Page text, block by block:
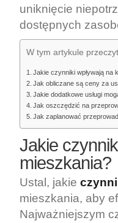
uniknięcie
dostępnych
W tym artykule
Jakie czynniki wpływają na
Jak obliczane są ceny za
Jakie dodatkowe usługi
Jak oszczędzić na
Jak zaplanować
Jakie
mieszkania?
Ustal, jakie
mieszkania, aby
Najważniejszym